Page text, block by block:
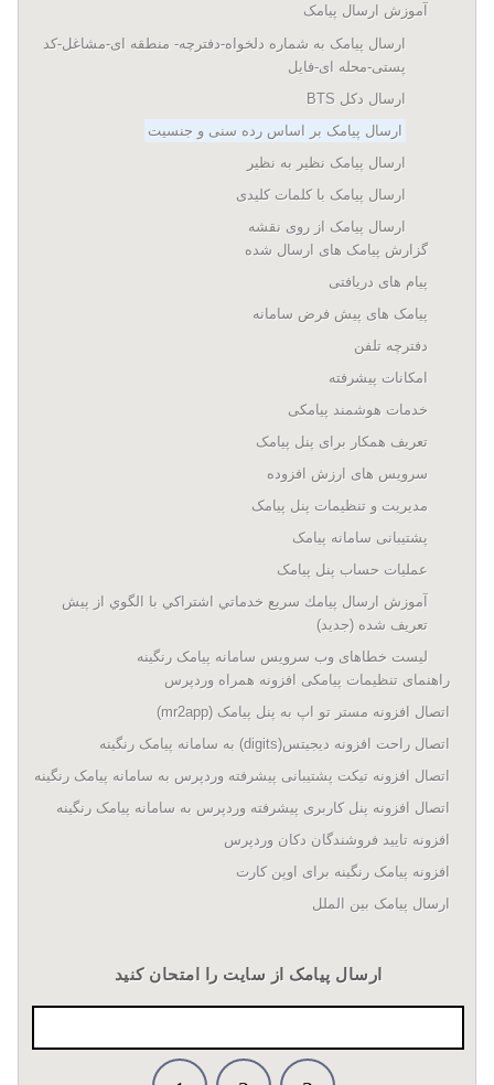
آموزش ارسال پیامک
ارسال پیامک به شماره دلخواه-دفترچه- منطقه ای-مشاغل-کد
پستی-محله ای-فایل
ارسال دکل BTS
ارسال پیامک بر اساس رده سنی و جنسیت
ارسال پیامک نظیر به نظیر
ارسال پیامک با کلمات کلیدی
ارسال پیامک از روی نقشه
گزارش پیامک های ارسال شده
پیام های دریافتی
پیامک های پیش فرض سامانه
دفترچه تلفن
امکانات پیشرفته
خدمات هوشمند پیامکی
تعریف همکار برای پنل پیامک
سرویس های ارزش افزوده
مدیریت و تنظیمات پنل پیامک
پشتیبانی سامانه پیامک
عملیات حساب پنل پیامک
آموزش ارسال پيامك سريع خدماتي اشتراكي با الگوي از پيش
تعريف شده (جدید)
لیست خطاهای وب سرویس سامانه پیامک رنگینه
راهنمای تنظیمات پیامکی افزونه همراه وردپرس
اتصال افزونه مستر تو اپ به پنل پیامک (mr2app)
اتصال راحت افزونه دیجیتس(digits) به سامانه پیامک رنگینه
اتصال افزونه تیکت پشتیبانی پیشرفته وردپرس به سامانه پیامک رنگینه
اتصال افزونه پنل کاربری پیشرفته وردپرس به سامانه پیامک رنگینه
افزونه تایید فروشندگان دکان وردپرس
افزونه پیامک رنگینه برای اوپن کارت
ارسال پیامک بین الملل
ارسال پیامک از سایت را امتحان کنید